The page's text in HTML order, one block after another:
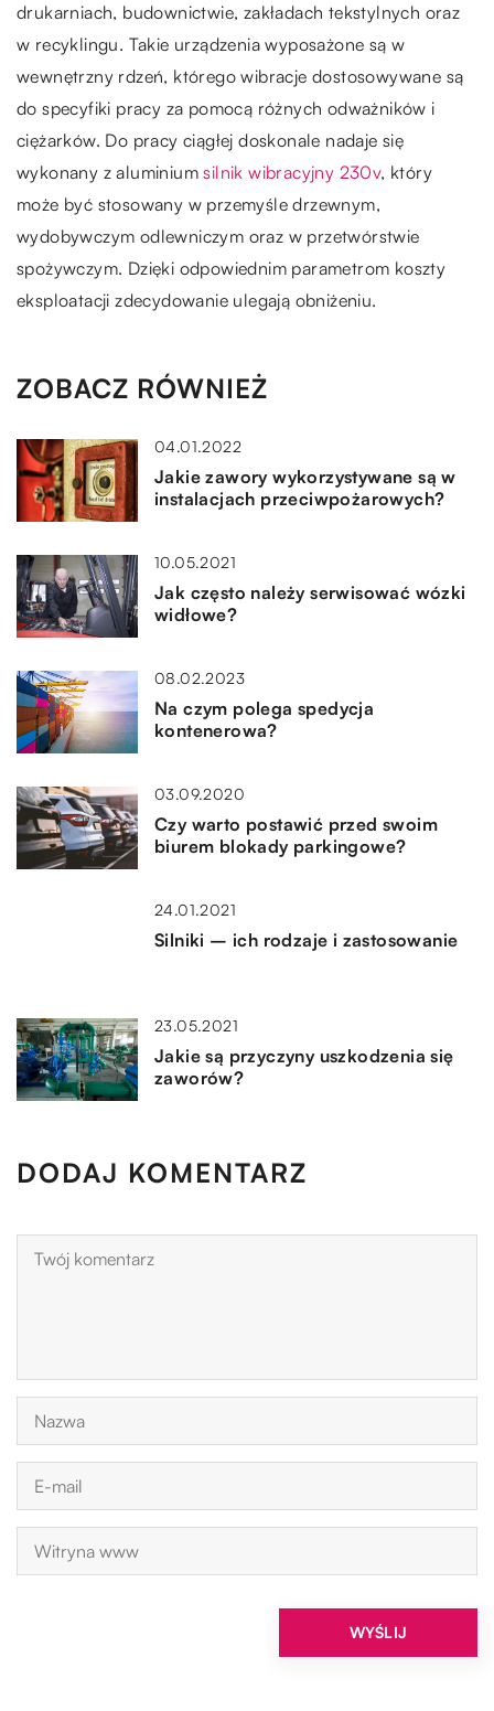
drukarniach, budownictwie, zakładach tekstylnych oraz
w recyklingu. Takie urządzenia wyposażone są w
wewnętrzny rdzeń, którego wibracje dostosowywane są
do specyfiki pracy za pomocą różnych odważników i
ciężarków. Do pracy ciągłej doskonale nadaje się
wykonany z aluminiumsilnik wibracyjny 230v, który
może być stosowany w przemyśle drzewnym,
wydobywczym odlewniczym oraz w przetwórstwie
spożywczym. Dzięki odpowiednim parametrom koszty
eksploatacji zdecydowanie ulegają obniżeniu.
ZOBACZ RÓWNIEŻ
04.01.2022
Jakie zawory wykorzystywane są w
instalacjach przeciwpożarowych?
10.05.2021
Jak często należy serwisować wózki
widłowe?
08.02.2023
Na czym polega spedycja
kontenerowa?
03.09.2020
Czy warto postawić przed swoim
biurem blokady parkingowe?
24.01.2021
Silniki – ich rodzaje i zastosowanie
23.05.2021
Jakie są przyczyny uszkodzenia się
zaworów?
DODAJ KOMENTARZ